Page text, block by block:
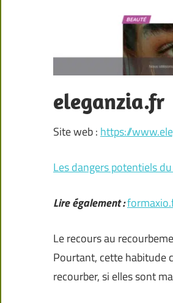
eleganzia.fr
Site web : https://
Les dangers potentiels
Lire également :
Le recours au
Pourtant, cette habitude
recourber, si elles sont